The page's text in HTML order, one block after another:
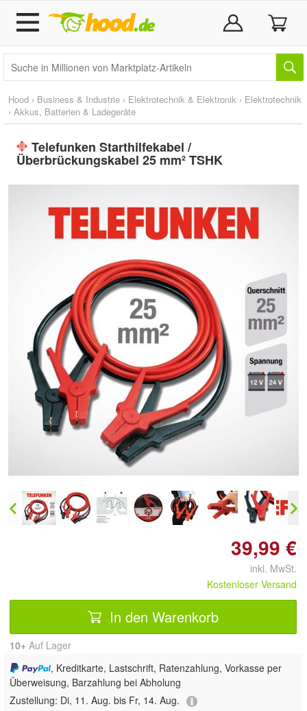
Hood › Business & Industrie › Elektrotechnik & Elektronik › Elektrotechnik
› Akkus, Batterien & Ladegeräte
Telefunken Starthilfekabel /
Überbrückungskabel 25 mm² TSHK
Doppelt antippen zum
vergrößern
39,99 €
inkl. MwSt.
Kostenloser Versand
In den Warenkorb
10+ Auf Lager
, Kreditkarte, Lastschrift, Ratenzahlung, Vorkasse per
Überweisung, Barzahlung bei Abholung
Zustellung: Di, 11. Aug. bis Fr, 14. Aug.